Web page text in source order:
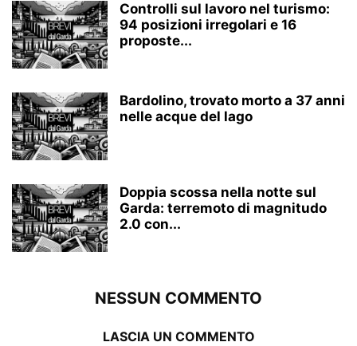
Controlli sul lavoro nel turismo:
94 posizioni irregolari e 16
proposte...
Bardolino, trovato morto a 37 anni
nelle acque del lago
Doppia scossa nella notte sul
Garda: terremoto di magnitudo
2.0 con...
NESSUN COMMENTO
LASCIA UN COMMENTO